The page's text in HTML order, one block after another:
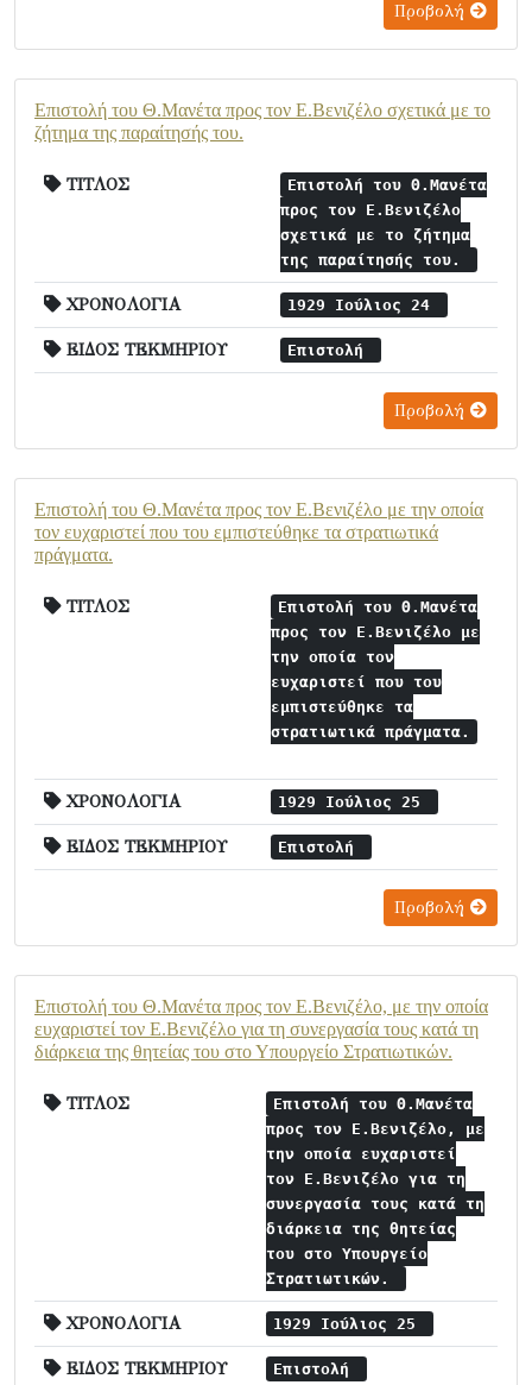
Προβολή
Επιστολή του Θ.Μανέτα προς τον Ε.Βενιζέλο σχετικά με το
ζήτημα της παραίτησής του.
ΤΙΤΛΟΣ
Επιστολή του Θ.Μανέτα
προς τον Ε.Βενιζέλο
σχετικά με το ζήτημα
της παραίτησής του.
ΧΡΟΝΟΛΟΓΙΑ 1929 Ιούλιος 24
ΕΙΔΟΣ ΤΕΚΜΗΡΙΟΥ Επιστολή
Προβολή
Επιστολή του Θ.Μανέτα προς τον Ε.Βενιζέλο με την οποία
τον ευχαριστεί που του εμπιστεύθηκε τα στρατιωτικά
πράγματα.
ΤΙΤΛΟΣ
Επιστολή του Θ.Μανέτα
προς τον Ε.Βενιζέλο με
την οποία τον
ευχαριστεί που του
εμπιστεύθηκε τα
στρατιωτικά πράγματα.
ΧΡΟΝΟΛΟΓΙΑ 1929 Ιούλιος 25
ΕΙΔΟΣ ΤΕΚΜΗΡΙΟΥ Επιστολή
Προβολή
Επιστολή του Θ.Μανέτα προς τον Ε.Βενιζέλο, με την οποία
ευχαριστεί τον Ε.Βενιζέλο για τη συνεργασία τους κατά τη
διάρκεια της θητείας του στο Υπουργείο Στρατιωτικών.
ΤΙΤΛΟΣ
Επιστολή του Θ.Μανέτα
προς τον Ε.Βενιζέλο, με
την οποία ευχαριστεί
τον Ε.Βενιζέλο για τη
συνεργασία τους κατά τη
διάρκεια της θητείας
του στο Υπουργείο
Στρατιωτικών.
ΧΡΟΝΟΛΟΓΙΑ 1929 Ιούλιος 25
ΕΙΔΟΣ ΤΕΚΜΗΡΙΟΥ Επιστολή